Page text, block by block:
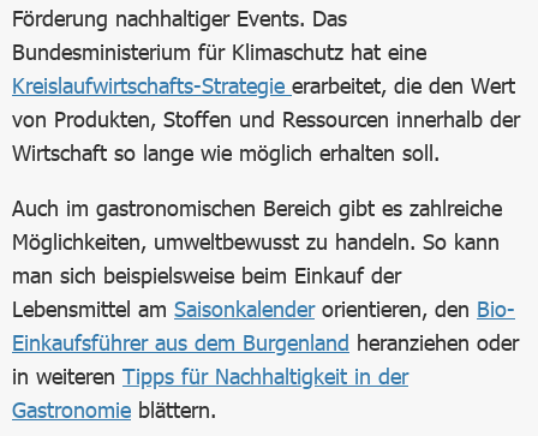
Förderung nachhaltiger Events. Das
Bundesministerium für Klimaschutz hat eine
Kreislaufwirtschafts-Strategie erarbeitet, die den Wert
von Produkten, Stoffen und Ressourcen innerhalb der
Wirtschaft so lange wie möglich erhalten soll.
Auch im gastronomischen Bereich gibt es zahlreiche
Möglichkeiten, umweltbewusst zu handeln. So kann
man sich beispielsweise beim Einkauf der
Lebensmittel am Saisonkalenderorientieren, den Bio-
Einkaufsführer aus dem Burgenland heranziehen oder
in weiteren Tipps für Nachhaltigkeit in der
Gastronomie blättern.